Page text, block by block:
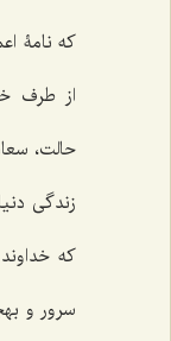
که نامۀ
از طرف
حالت،
زندگی
که
سرور و